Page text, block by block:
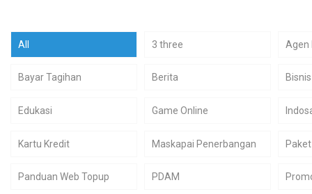
All 3 three Agen
Bayar Tagihan Berita Bisnis
Edukasi Game Online
Kartu Kredit Maskapai Penerbangan
Panduan Web Topup PDAM